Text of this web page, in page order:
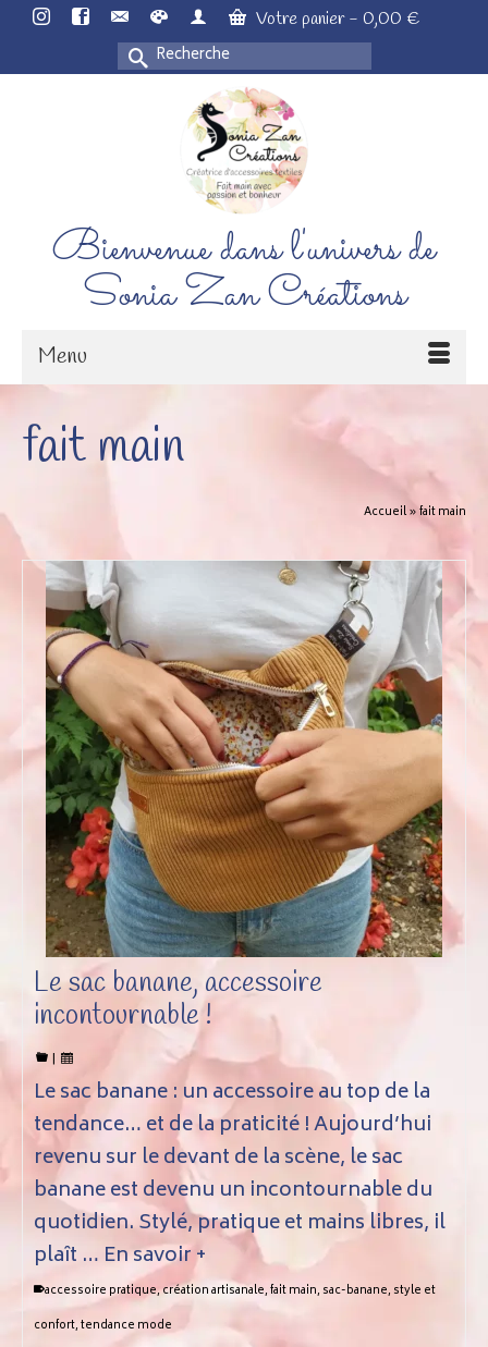
Votre panier- 0,00 €
Rechercher :
Bienvenue dans l'univers de
Sonia Zan Créations
Menu
fait main
Accueil»fait main
Le sac banane, accessoire
incontournable !
|
Le sac banane : un accessoire au top de la
tendance… et de la praticité ! Aujourd’hui
revenu sur le devant de la scène, le sac
banane est devenu un incontournable du
quotidien. Stylé, pratique et mains libres, il
plaît … En savoir +
accessoire pratique,création artisanale,fait main, sac-banane, style et
confort,tendance mode